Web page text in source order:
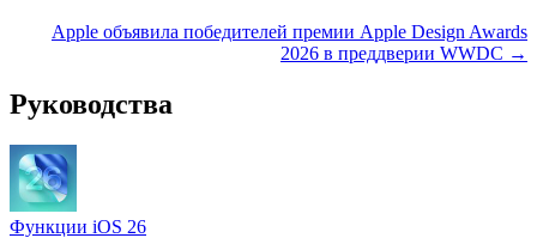
Apple объявила победителей премии Apple Design Awards
2026 в преддверии WWDC →
Руководства
Функции iOS 26